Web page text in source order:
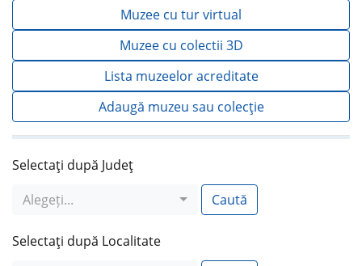
Muzee cu tur virtual
Muzee cu colectii 3D
Lista muzeelor acreditate
Adaugă muzeu sau colecţie
Selectaţi după Judeţ
Alegeți...
Caută
Selectaţi după Localitate